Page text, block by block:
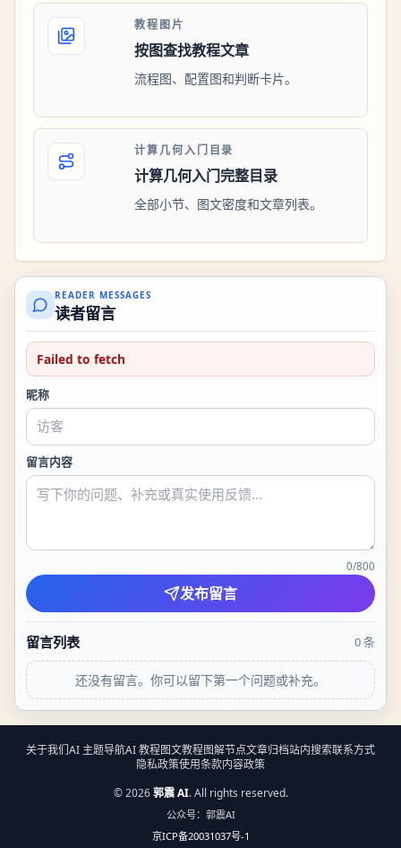
教程图片
按图查找教程文章
流程图、配置图和判断卡片。
计算几何入门目录
计算几何入门完整目录
全部小节、图文密度和文章列表。
READER MESSAGES
读者留言
Failed to fetch
昵称
留言内容
0/800
发布留言
留言列表 0条
还没有留言。你可以留下第一个问题或补充。
关于我们AI 主题导航AI 教程图文教程图解节点文章归档站内搜索联系方式
隐私政策使用条款内容政策
©2026 郭震 AI. All rights reserved.
公众号：郭震AI
京ICP备20031037号-1